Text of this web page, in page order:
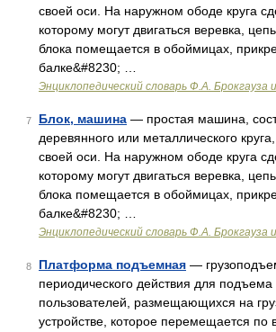
своей оси. На наружном ободе круга
которому могут двигаться веревка,
блока помещается в обоймицах,
балке&#8230; …
Энциклопедический словарь Ф.А. Брокгауза
7 Блок, машина — простая машина,
деревянного или металлического
своей оси. На наружном ободе круга
которому могут двигаться веревка,
блока помещается в обоймицах,
балке&#8230; …
Энциклопедический словарь Ф.А. Брокгауза
8 Платформа подъемная —
периодического действия для подъема
пользователей, размещающихся на
устройстве, которое перемещается по